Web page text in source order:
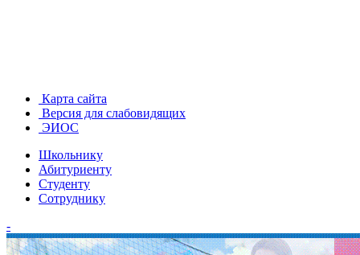
Карта сайта
Версия для слабовидящих
ЭИОС
Школьнику
Абитуриенту
Студенту
Сотруднику
-